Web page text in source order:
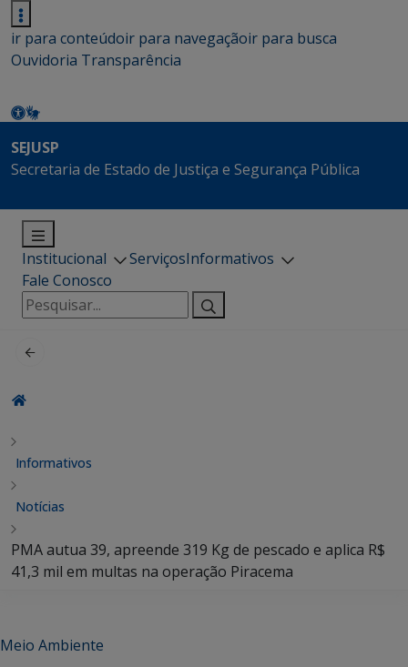
ir para conteúdoir para navegaçãoir para busca
Ouvidoria Transparência
SEJUSP
Secretaria de Estado de Justiça e Segurança Pública
Institucional ServiçosInformativos
Fale Conosco
Pesquisar
por:
Informativos
Notícias
PMA autua 39, apreende 319 Kg de pescado e aplica R$
41,3 mil em multas na operação Piracema
Meio Ambiente